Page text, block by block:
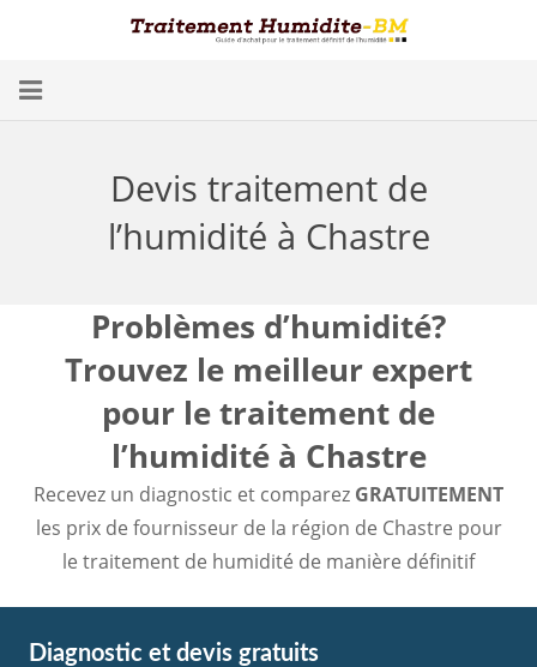
Conséquences
Humidité dans les Caves
Trouver un spécialiste
Diagnostic gratuit
Devis traitement de
l’humidité à Chastre
Problèmes d’humidité?
Trouvez le meilleur expert
pour le traitement de
l’humidité à Chastre
Recevez un diagnostic et comparez GRATUITEMENT
les prix de fournisseur de la région de Chastre pour
le traitement de humidité de manière définitif
Diagnostic et devis gratuits